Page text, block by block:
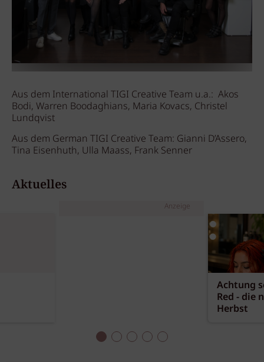
Aus dem International TIGI Creative Team u.a.: Akos
Bodi, Warren Boodaghians, Maria Kovacs, Christel
Lundqvist
Aus dem German TIGI Creative Team: Gianni D’Assero,
Tina Eisenhuth, Ulla Maass, Frank Senner
Aktuelles
Anzeige
Achtung
Red - die
Herbst